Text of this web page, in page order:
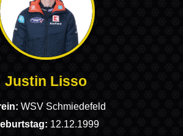
Justin Lisso
WSV Schmiedefeld
12.12.1999